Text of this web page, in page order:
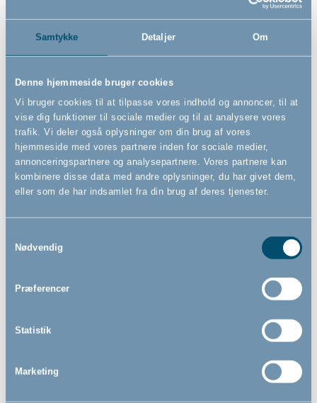
Samtykke Detaljer Om
Denne hjemmeside bruger cookies
Vi bruger cookies til at tilpasse vores indhold og annoncer, til at
vise dig funktioner til sociale medier og til at analysere vores
trafik. Vi deler også oplysninger om din brug af vores
hjemmeside med vores partnere inden for sociale medier,
annonceringspartnere og analysepartnere. Vores partnere kan
kombinere disse data med andre oplysninger, du har givet dem,
eller som de har indsamlet fra din brug af deres tjenester.
Nødvendig
Præferencer
Statistik
Marketing
BabyDan tremme vægbeslag
til sikkerhedsgitter, hvid
179,00 DKK
BabyDan OLAF Pentagon,
hvid- Rumdeler
-
1.869,00 DKK